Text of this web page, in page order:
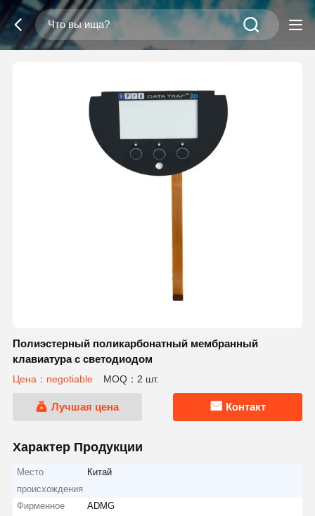
Полиэстерный поликарбонатный мембранный
клавиатура с светодиодом
Цена：negotiable MOQ：2 шт.
Лучшая цена Контакт
Характер Продукции
Место
происхождения
Китай
Фирменное
ADMG